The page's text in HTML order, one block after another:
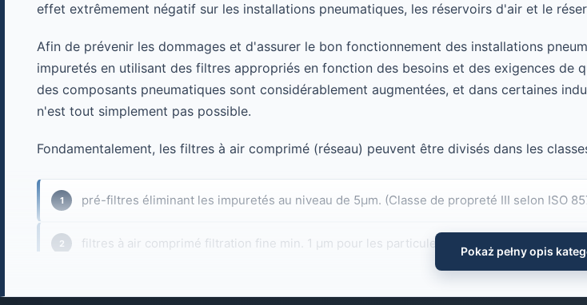
effet extrêmement négatif sur les installations pneumatiques, les réservoirs d'air et le
Afin de prévenir les dommages et d'assurer le bon fonctionnement des installations
impuretés en utilisant des filtres appropriés en fonction des besoins et des exigences
des composants pneumatiques sont considérablement augmentées, et dans certaines
n'est tout simplement pas possible.
Fondamentalement, les filtres à air comprimé (réseau) peuvent être divisés dans les
pré-filtres éliminant les impuretés au niveau de 5μm. (Classe de propreté III selon ISO
filtres à air comprimé filtration fine min. 1 μm pour les particules solides et moins de
Pokaż pełny opis